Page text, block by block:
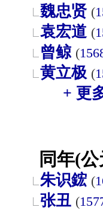
魏忠贤 (
袁宏道 (
曾鲸 (
黄立极 (
+ 更
同年(公
朱识鋐 (
张丑 (